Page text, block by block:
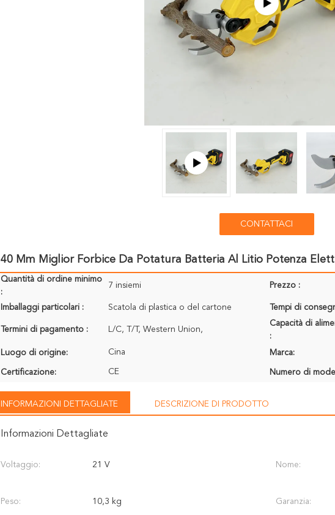
CONTATTACI
40 Mm Miglior Forbice Da Potatura Batteria Al Litio Potenza
Quantità di ordine minimo
:
7 insiemi Prezzo :
Imballaggi particolari : Scatola di plastica o del cartone Tempi di
Termini di pagamento : L/C, T/T, Western Union,
Capacità di
:
Luogo di origine: Cina Marca:
Certificazione: CE Numero di
INFORMAZIONI DETTAGLIATE DESCRIZIONE DI PRODOTTO
Informazioni Dettagliate
Voltaggio: 21 V Nome:
Peso: 10,3 kg Garanzia: